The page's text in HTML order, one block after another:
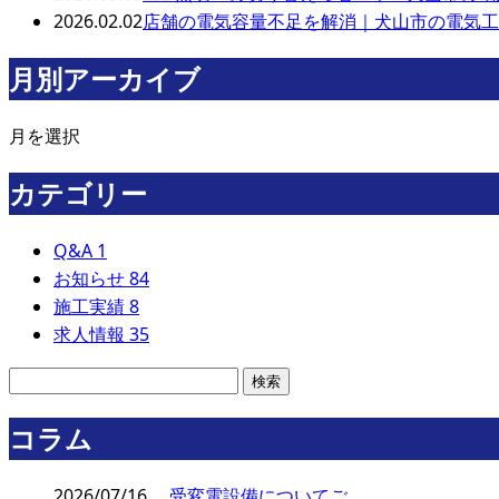
2026.02.02店舗の電気容量不足を解消｜犬山市の電気
月別アーカイブ
月を選択
カテゴリー
Q&A 1
お知らせ84
施工実績8
求人情報 35
コラム